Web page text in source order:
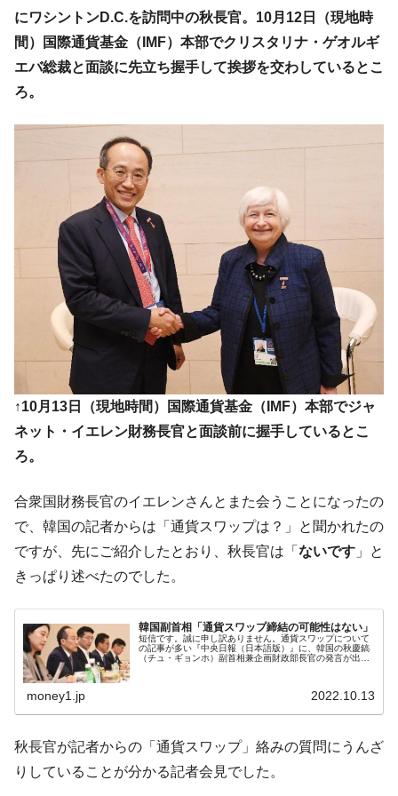
『Money1』
韓国政府「ニセＫ-ブランドを通報しようキ
ャンペーン」⇒ あの名物教授も登場！
『Money1』
韓国「橋が落ちました」⇒ 耐久性「なさす
ぎ」では。
営業利益80.2％も減少
『Money1』
米国下院「韓国の公務員個人をターゲット
にぶん殴る法案」提出！⇒ クーパン問題は合衆国企業に対
する差別。許してはおかぬ
『Money1』
韓国ボンクラ政策室長･金容範、株価暴落に
他人事のような発言。
『Money1』
韓国半導体『SKハイニックス』2026年2Qの
業績「史上最高益」当期純利益は前年同期比13.4倍に。
『Money1』
韓国･加徳島新国際空港「またも暗礁」の危
機 ⇒ 10.7兆では損が出るからできない。
『Money1』
【速報】韓国株式市場の暴落・本日07月29
日(水)もサイドカー・サーキットブレイカーの二段コンボ
発動！
半分未満しか雇用を生まない
『Money1』
韓国「株式市場が賭博場のように変質した
のは政界の責任だ」
『Money1』
韓国「2026年1Q 資金循環統計」面白い結果
に。
借入金が約8兆。信用格付け「ネガティブ」にダウン
Fact1
日本の誇る海洋資源調査船『白嶺』は先進技術の
塊！
Fact1
夏の甲子園、優勝校を最も多く輩出している都道
Fact1 今話題の「楽天ライオンズ」とは？
Fact1 奇跡の毛色「白毛馬」とは？
にワシントンD.C.を訪問中の秋長官。10月12日（現地時
間）国際通貨基金（IMF）本部でクリスタリナ・ゲオルギ
エバ総裁と面談に先立ち握手して挨拶を交わしているとこ
ろ。
↑10月13日（現地時間）国際通貨基金（IMF）本部でジャ
ネット・イエレン財務長官と面談前に握手しているとこ
ろ。
合衆国財務長官のイエレンさんとまた会うことになったの
で、韓国の記者からは「通貨スワップは？」と聞かれたの
ですが、先にご紹介したとおり、秋長官は「 ないです 」と
きっぱり述べたのでした。
韓国副首相「通貨スワップ締結の可能性はない」
短信です。誠に申し訳ありません。通貨スワップについて
の記事が多い『中央日報（日本語版）』に、韓国の秋慶鎬
（チュ・ギョンホ）副首相兼企画財政部長官の発言が出ま
money1.jp 2022.10.13
秋長官が記者からの「通貨スワップ」絡みの質問にうんざ
りしていることが分かる記者会見でした。